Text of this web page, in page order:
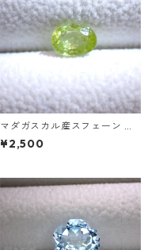
マダガスカル産スフェーン オ
ーバルカットルース 0.86ct 6.
7mm*4.8mm*2.8mm
¥2,500